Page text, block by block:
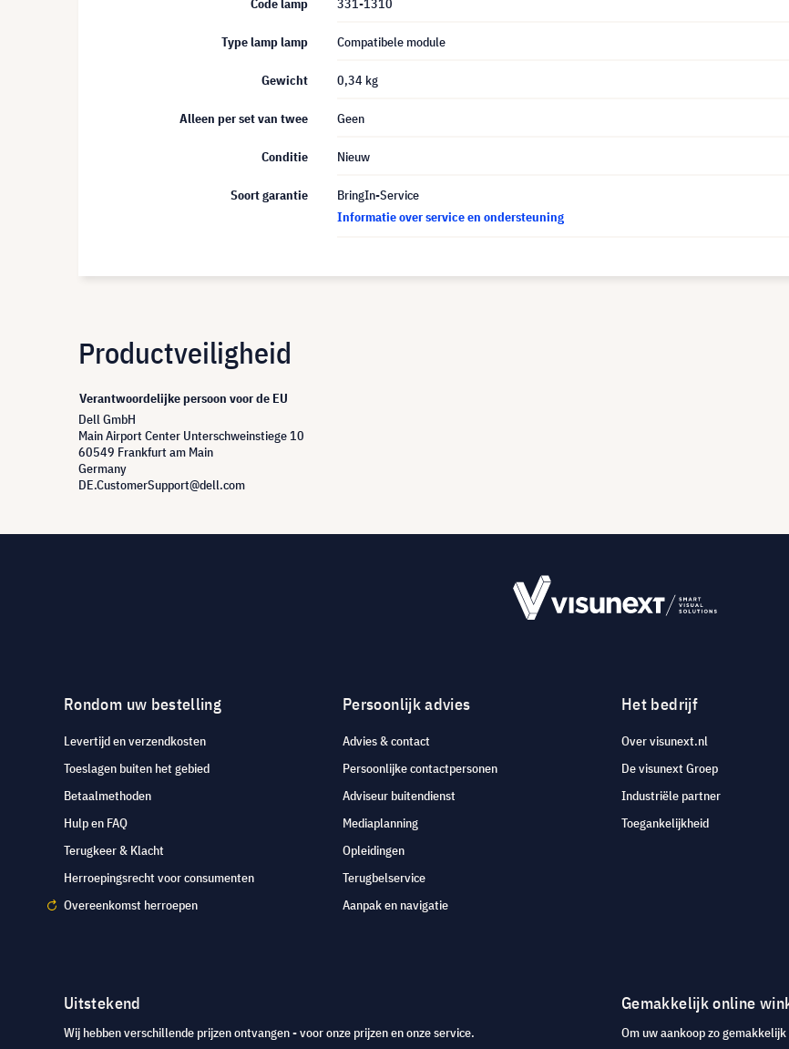
Code lamp 331-1310
Type lamp lamp Compatibele module
Gewicht 0,34 kg
Alleen per set van twee Geen
Conditie Nieuw
Soort garantie
BringIn-Service
Informatie over service en ondersteuning
Productveiligheid
Verantwoordelijke persoon voor de EU
Dell GmbH
Main Airport Center Unterschweinstiege 10
60549 Frankfurt am Main
Germany
DE.CustomerSupport@dell.com
Rondom uw bestelling
Levertijd en verzendkosten
Toeslagen buiten het gebied
Betaalmethoden
Hulp en FAQ
Terugkeer & Klacht
Herroepingsrecht voor consumenten
Overeenkomst herroepen
Persoonlijk advies
Advies & contact
Persoonlijke contactpersonen
Adviseur buitendienst
Mediaplanning
Opleidingen
Terugbelservice
Aanpak en navigatie
Het bedrijf
Over visunext.nl
De visunext Groep
Industriële partner
Toegankelijkheid
Uitstekend
Wij hebben verschillende prijzen ontvangen - voor onze prijzen en onze service.
Gemakkelijk online
Om uw aankoop zo